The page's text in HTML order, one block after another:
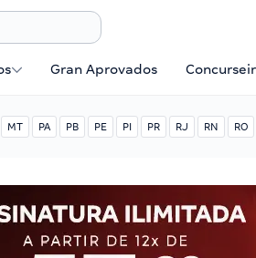
Gran Aprovados
MT PA PB PE PI PR RJ RN RO